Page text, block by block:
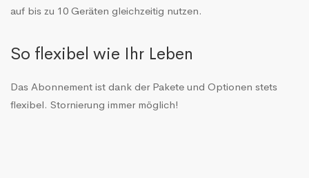
auf bis zu 10 Geräten gleichzeitig nutzen.
So flexibel wie Ihr Leben
Das Abonnement ist dank der Pakete und Optionen stets
flexibel. Stornierung immer möglich!